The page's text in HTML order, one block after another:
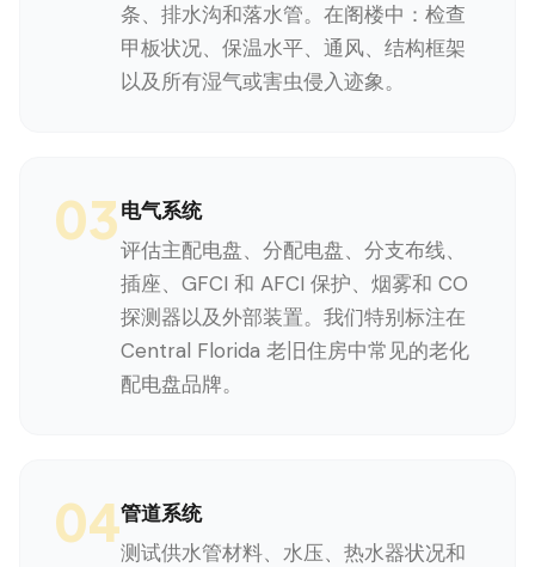
条、排水沟和落水管。在阁楼中：检查
甲板状况、保温水平、通风、结构框架
以及所有湿气或害虫侵入迹象。
03电气系统
评估主配电盘、分配电盘、分支布线、
插座、GFCI 和 AFCI 保护、烟雾和 CO
探测器以及外部装置。我们特别标注在
Central Florida 老旧住房中常见的老化
配电盘品牌。
04管道系统
测试供水管材料、水压、热水器状况和